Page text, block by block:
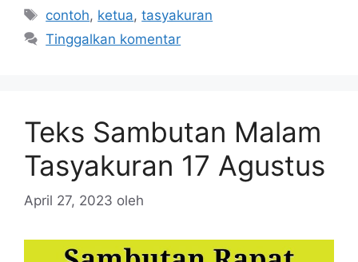
Tag
contoh, ketua,tasyakuran
Tinggalkan komentar
Teks Sambutan Malam
Tasyakuran 17 Agustus
April 27, 2023 oleh